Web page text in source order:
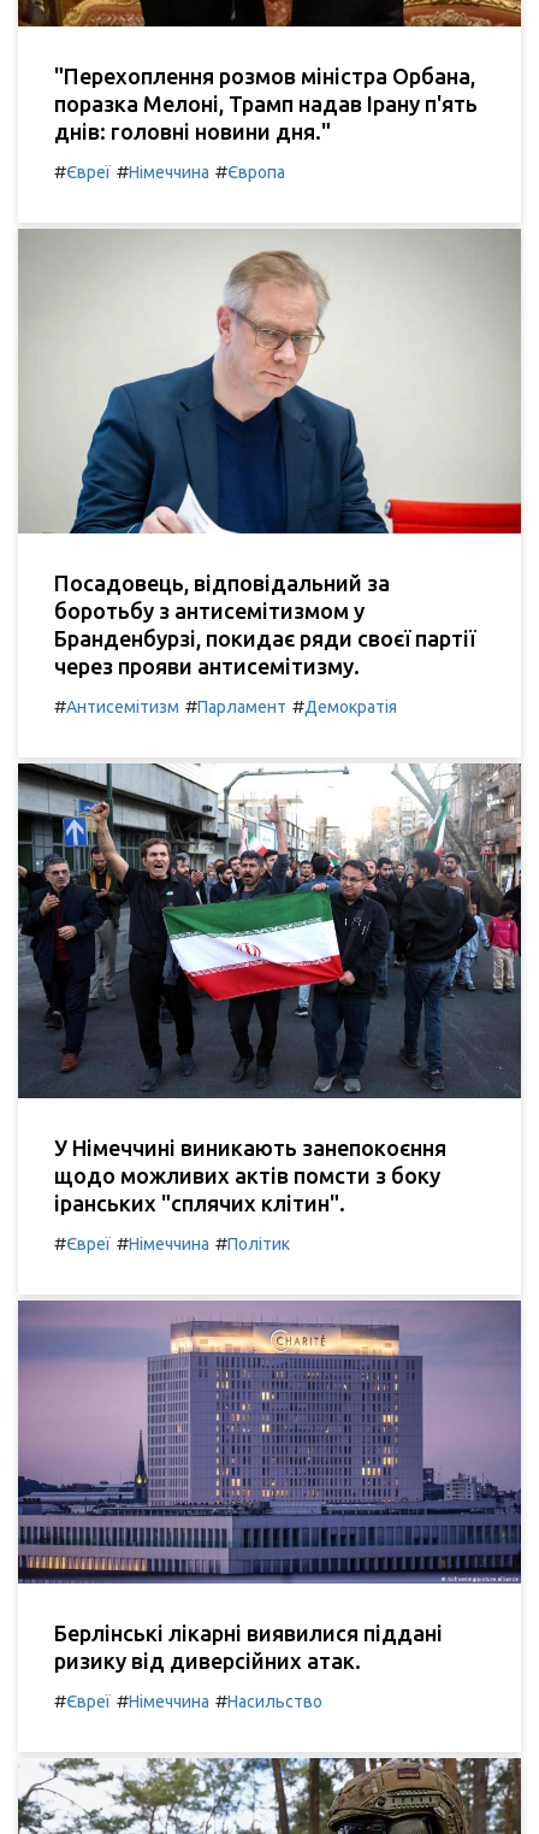
"Перехоплення розмов міністра Орбана,
поразка Мелоні, Трамп надав Ірану п'ять
днів: головні новини дня."
#Євреї #Німеччина #Європа
Посадовець, відповідальний за
боротьбу з антисемітизмом у
Бранденбурзі, покидає ряди своєї партії
через прояви антисемітизму.
#Антисемітизм #Парламент #Демократія
У Німеччині виникають занепокоєння
щодо можливих актів помсти з боку
іранських "сплячих клітин".
#Євреї #Німеччина #Політик
Берлінські лікарні виявилися піддані
ризику від диверсійних атак.
#Євреї #Німеччина #Насильство